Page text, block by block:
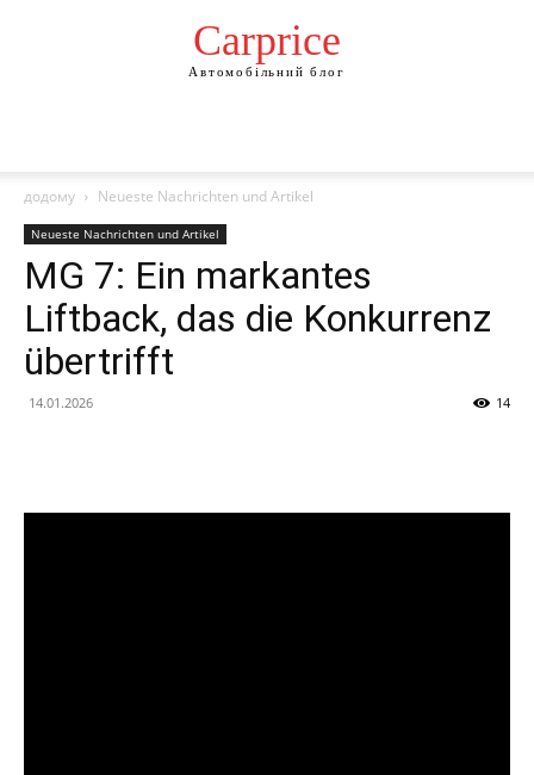
Сarprice
Автомобільний блог
додому Neueste Nachrichten und Artikel
Neueste Nachrichten und Artikel
MG 7: Ein markantes
Liftback, das die Konkurrenz
übertrifft
14.01.2026 14